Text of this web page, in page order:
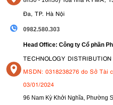
Đa, TP. Hà Nội
0982.580.303
Head Office: Công ty Cổ phần
TECHNOLOGY
MSDN: 0318238276 do Sở Tài
03/01/2024
96 Nam Kỳ Khởi Nghĩa, Phường